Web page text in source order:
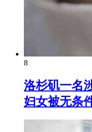
8
洛杉矶一名
妇女被无条